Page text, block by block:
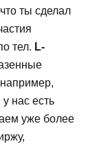
ты сделал
тел. L-
нас есть
уже более